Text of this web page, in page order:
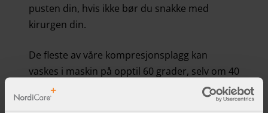
pusten din, hvis ikke bør du snakke med
kirurgen din.
De fleste av våre kompresjonsplagg kan
vaskes i maskin på opptil 60 grader, selv om 40
grader anbefales for lengre holdbarhet. Det
kan derfor være bra å ha to plagg for å ha ett å